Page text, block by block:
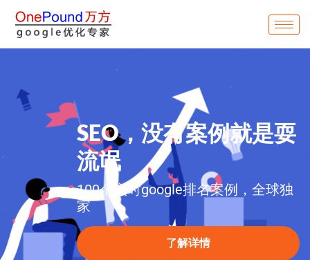
SEO，没有案例就是耍
流氓
100个实时google排名案例，全球独
家
了解详情